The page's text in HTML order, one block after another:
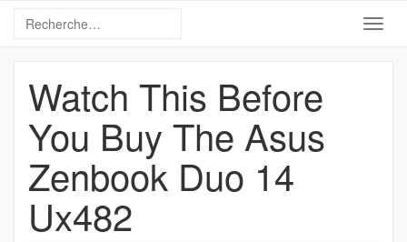
Watch This Before
You Buy The Asus
Zenbook Duo 14
Ux482